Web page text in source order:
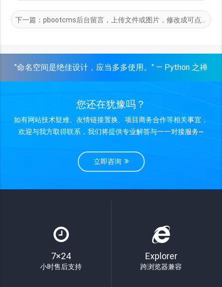
下一篇：pbootcms后台留言，上传文件或图片，修改成可点击可查看
"命名空间是绝佳设计，应当多多使用。" — Python 之禅
您还在犹豫吗？
如有网站技术疑难、友情链接置换、项目商务合作等相关事宜，
欢迎与我方取得联系，我们将提供专业解答与一一对接服务~
立即咨询
7×24
小时售后支持
Explorer
跨浏览器兼容